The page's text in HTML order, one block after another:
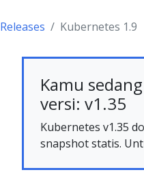
Releases Kubernetes 1.9
Kamu
versi: v1.35
Kubernetes v1.35
snapshot statis.